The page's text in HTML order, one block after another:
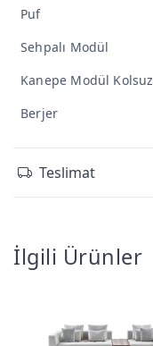
Puf
Sehpalı Modül
Kanepe Modül Kolsuz
Berjer
Teslimat
İlgili Ürünler